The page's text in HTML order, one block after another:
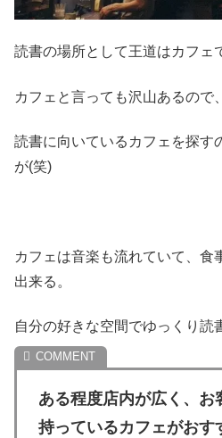
読書の場所として王道はカフェ
カフェと言っても沢山あるので、
読書に向いているカフェを探す
が(笑)
カフェは音楽も流れていて、食
出来る。
自分の好きな空間でゆっくり読
ある程度店内が広く、お
持っているカフェがおす